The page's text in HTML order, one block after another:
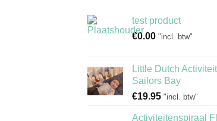
test product
€0.00 "incl. btw"
Little Dutch
Sailors Bay
€19.95 "incl. btw"
Activiteitenspiraal